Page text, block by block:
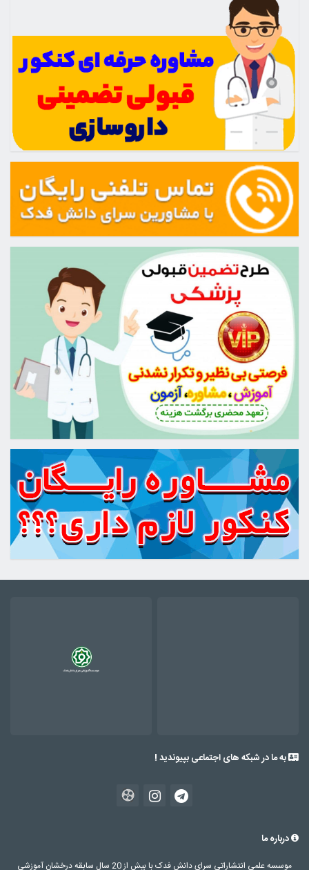
به ما در شبکه های اجتماعی بپیوندید !
درباره ما
موسسه علمی انتشاراتی سرای دانش فدک با بیش از 20 سال سابقه درخشان آموزشی